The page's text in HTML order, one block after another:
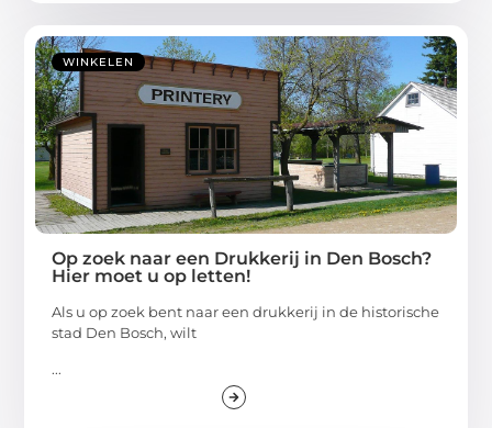
WINKELEN
Op zoek naar een Drukkerij in Den Bosch?
Hier moet u op letten!
Als u op zoek bent naar een drukkerij in de historische
stad Den Bosch, wilt
...